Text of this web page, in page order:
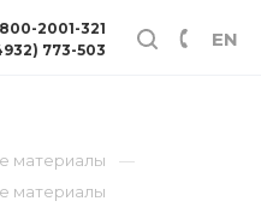
EN
2001-321
773-503
материалы
материалы